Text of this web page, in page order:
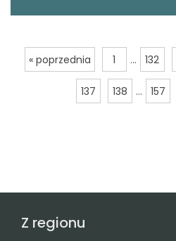
« poprzednia 1 ... 132
137 138 ... 157
Z regionu